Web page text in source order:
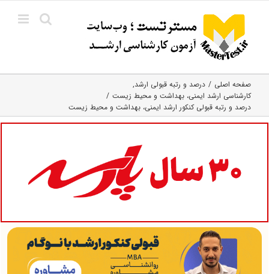
content
صفحه اصلی
درصد و رتبه قبولی ارشد
کارشناسی ارشد ایمنی، بهداشت و محیط زیست
درصد و رتبه قبولی کنکور ارشد ایمنی، بهداشت و محیط زیست